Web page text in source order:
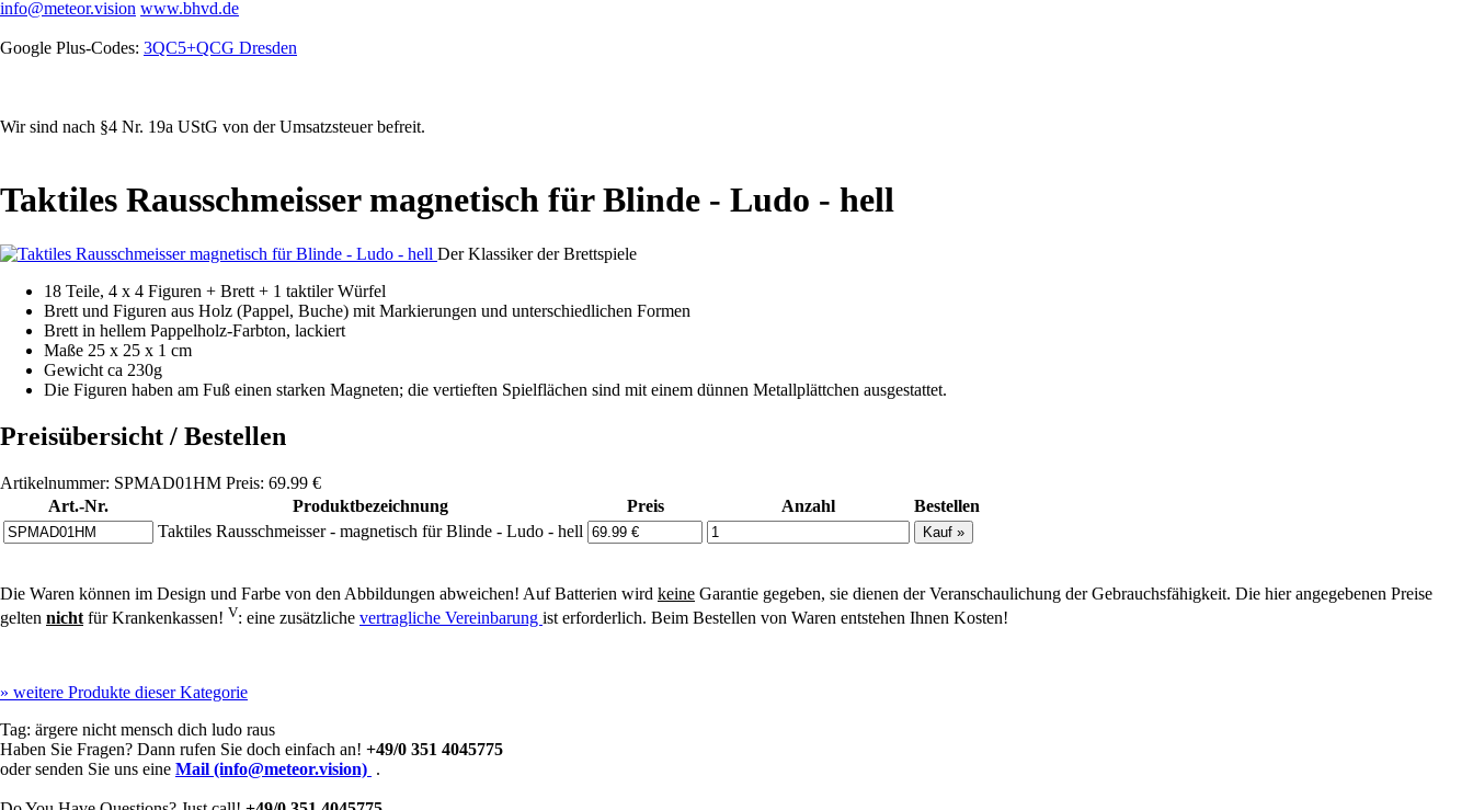
info@meteor.vision www.bhvd.de
Google Plus-Codes: 3QC5+QCG Dresden
Wir sind nach §4 Nr. 19a UStG von der Umsatzsteuer befreit.
Taktiles Rausschmeisser magnetisch für Blinde - Ludo - hell
Der Klassiker der Brettspiele
18 Teile, 4 x 4 Figuren + Brett + 1 taktiler Würfel
Brett und Figuren aus Holz (Pappel, Buche) mit Markierungen und unterschiedlichen Formen
Brett in hellem Pappelholz-Farbton, lackiert
Maße 25 x 25 x 1 cm
Gewicht ca 230g
Die Figuren haben am Fuß einen starken Magneten; die vertieften Spielflächen sind mit einem dünnen Metallplättchen ausgestattet.
Preisübersicht / Bestellen
Artikelnummer: SPMAD01HM Preis: 69.99 €
Art.-Nr.
Produktbezeichnung Preis Anzahl
Bestellen
Taktiles Rausschmeisser - magnetisch für Blinde - Ludo - hell
Die Waren können im Design und Farbe von den Abbildungen abweichen! Auf Batterien wird keine Garantie gegeben, sie dienen der Veranschaulichung der Gebrauchsfähigkeit. Die hier angegebenen Preise
gelten nicht für Krankenkassen! V: eine zusätzliche vertragliche Vereinbarung ist erforderlich. Beim Bestellen von Waren entstehen Ihnen Kosten!
» weitere Produkte dieser Kategorie
Tag: ärgere nicht mensch dich ludo raus
Haben Sie Fragen? Dann rufen Sie doch einfach an! +49/0 351 4045775
oder senden Sie uns eine Mail (info@meteor.vision) .